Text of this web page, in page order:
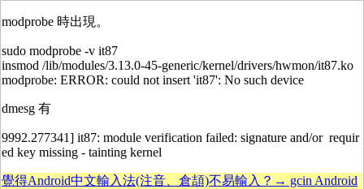
modprobe 時出現。
sudo modprobe -v it87
insmod /lib/modules/3.13.0-45-generic/kernel/drivers/hwmon/it87.ko
modprobe: ERROR: could not insert 'it87': No such device
dmesg 有
9992.277341] it87: module verification failed: signature and/or requir
ed key missing - tainting kernel
覺得Android中文輸入法(注音、倉頡)不易輸入？→ gcin Android